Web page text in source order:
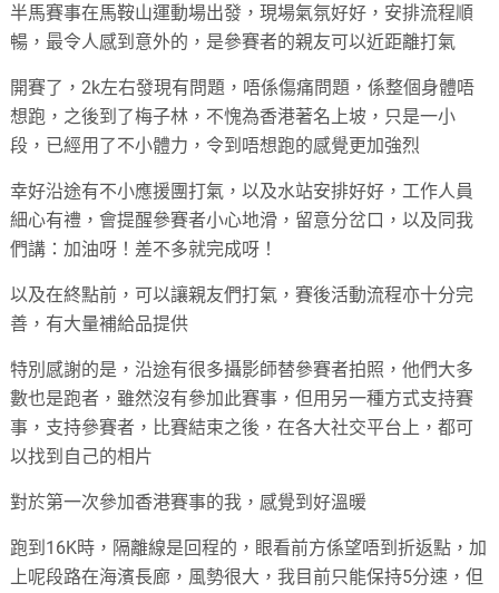
半馬賽事在馬鞍山運動場出發，現場氣氛好好，安排流程順
暢，最令人感到意外的，是參賽者的親友可以近距離打氣
開賽了，2k左右發現有問題，唔係傷痛問題，係整個身體唔
想跑，之後到了梅子林，不愧為香港著名上坡，只是一小
段，已經用了不小體力，令到唔想跑的感覺更加強烈
幸好沿途有不小應援團打氣，以及水站安排好好，工作人員
細心有禮，會提醒參賽者小心地滑，留意分岔口，以及同我
們講：加油呀！差不多就完成呀！
以及在終點前，可以讓親友們打氣，賽後活動流程亦十分完
善，有大量補給品提供
特別感謝的是，沿途有很多攝影師替參賽者拍照，他們大多
數也是跑者，雖然沒有參加此賽事，但用另一種方式支持賽
事，支持參賽者，比賽結束之後，在各大社交平台上，都可
以找到自己的相片
對於第一次參加香港賽事的我，感覺到好溫暖
跑到16K時，隔離線是回程的，眼看前方係望唔到折返點，加
上呢段路在海濱長廊，風勢很大，我目前只能保持5分速，但